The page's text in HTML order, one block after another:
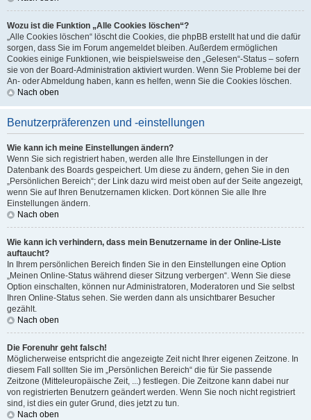
Wozu ist die Funktion „Alle Cookies löschen“?
„Alle Cookies löschen“ löscht die Cookies, die phpBB erstellt hat und die dafür
sorgen, dass Sie im Forum angemeldet bleiben. Außerdem ermöglichen
Cookies einige Funktionen, wie beispielsweise den „Gelesen“-Status – sofern
sie von der Board-Administration aktiviert wurden. Wenn Sie Probleme bei der
An- oder Abmeldung haben, kann es helfen, wenn Sie die Cookies löschen.
Nach oben
Benutzerpräferenzen und -einstellungen
Wie kann ich meine Einstellungen ändern?
Wenn Sie sich registriert haben, werden alle Ihre Einstellungen in der
Datenbank des Boards gespeichert. Um diese zu ändern, gehen Sie in den
„Persönlichen Bereich“; der Link dazu wird meist oben auf der Seite angezeigt,
wenn Sie auf Ihren Benutzernamen klicken. Dort können Sie alle Ihre
Einstellungen ändern.
Nach oben
Wie kann ich verhindern, dass mein Benutzername in der Online-Liste
auftaucht?
In Ihrem persönlichen Bereich finden Sie in den Einstellungen eine Option
„Meinen Online-Status während dieser Sitzung verbergen“. Wenn Sie diese
Option einschalten, können nur Administratoren, Moderatoren und Sie selbst
Ihren Online-Status sehen. Sie werden dann als unsichtbarer Besucher
gezählt.
Nach oben
Die Forenuhr geht falsch!
Möglicherweise entspricht die angezeigte Zeit nicht Ihrer eigenen Zeitzone. In
diesem Fall sollten Sie im „Persönlichen Bereich“ die für Sie passende
Zeitzone (Mitteleuropäische Zeit, ...) festlegen. Die Zeitzone kann dabei nur
von registrierten Benutzern geändert werden. Wenn Sie noch nicht registriert
sind, ist dies ein guter Grund, dies jetzt zu tun.
Nach oben